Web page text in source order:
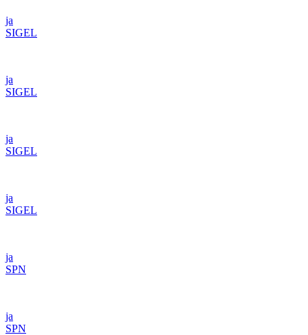
ja
SIGEL
ja
SIGEL
ja
SIGEL
ja
SIGEL
ja
SPN
ja
SPN